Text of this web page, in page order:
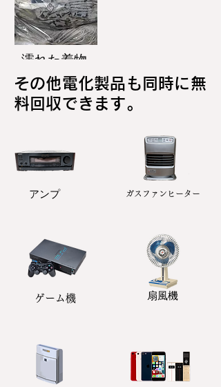
濡れた着物
その他電化製品も同時に無
料回収できます。
アンプ ガスファンヒーター
ゲーム機 扇風機